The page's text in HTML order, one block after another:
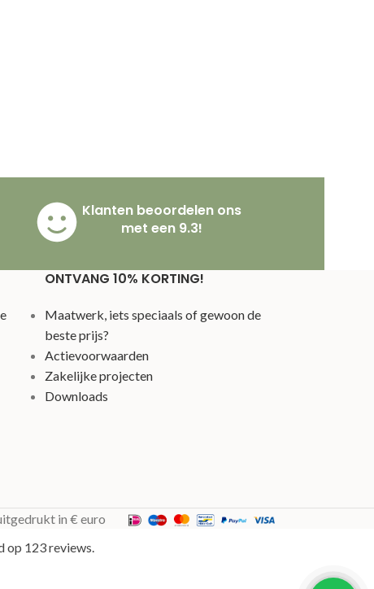
Klanten beoordelen ons
met een 9.3!
ONTVANG 10% KORTING!
Maatwerk, iets speciaals of gewoon de
beste prijs?
Actievoorwaarden
Zakelijke projecten
Downloads
in € euro
op 123 reviews.